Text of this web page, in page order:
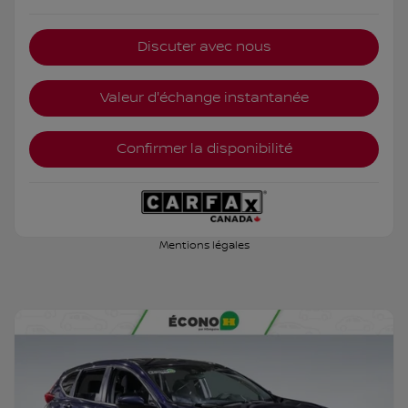
Discuter avec nous
Valeur d'échange instantanée
Confirmer la disponibilité
Mentions légales